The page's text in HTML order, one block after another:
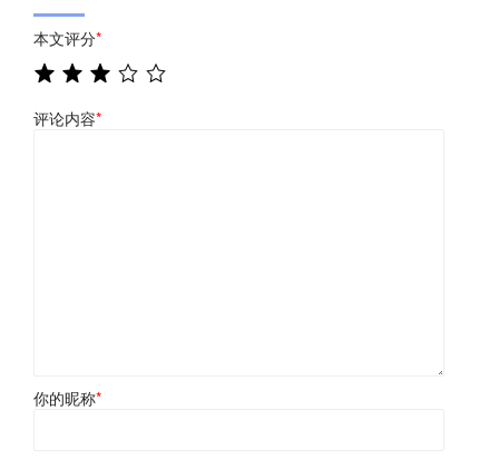
本文评分*
评论内容*
你的昵称*